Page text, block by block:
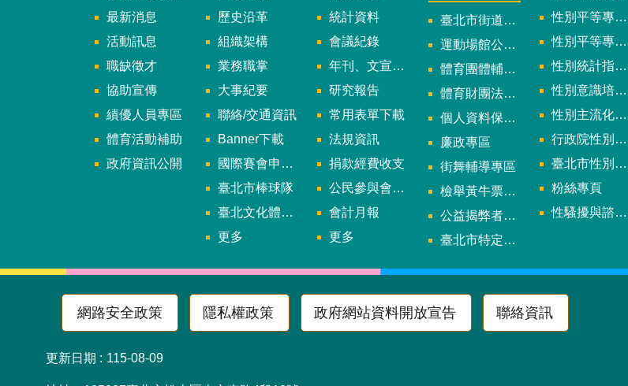
最新消息
活動訊息
職缺徵才
協助宣傳
績優人員專區
體育活動補助
政府資訊公開
歷史沿革
組織架構
業務職掌
大事紀要
聯絡/交通資訊
Banner下載
國際賽會申辦暨籌辦小組
臺北市棒球隊
臺北文化體育園區
更多
統計資料
會議紀錄
年刊、文宣及出版品
研究報告
常用表單下載
法規資訊
捐款經費收支
公民參與會議資訊
會計月報
更多
臺北市街道遊戲申請專區
運動場館公司設立輔導專區
體育團體輔導訪視
體育財團法人/公益信託專區
個人資料保護專區
廉政專區
街舞輔導專區
檢舉黃牛票專區
公益揭弊者保護法專區
臺北市特定族群體適能指導證照參考名單申請認可計畫
性別平等專案小組委員名單
性別平等專案小組會議紀錄
性別統計指標及項目
性別意識培力、統計分析案、影響評估案
性別主流化年度成果報告
行政院性別平等會
臺北市性別平等辦公室
粉絲專頁
性騷擾與諮詢專區
網路安全政策 隱私權政策 政府網站資料開放宣告 聯絡資訊
更新日期 115-08-09